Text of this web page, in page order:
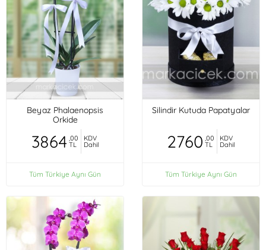
Beyaz Phalaenopsis
Orkide
3864 ,00
TL
KDV
Dahil
Tüm Türkiye Aynı Gün
Silindir Kutuda Papatyalar
2760 ,00
TL
KDV
Dahil
Tüm Türkiye Aynı Gün